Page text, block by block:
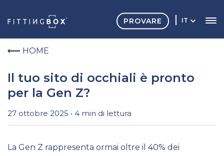
IT
PROVARE
HOME
Il tuo sito di occhiali è pronto
per la Gen Z?
27 ottobre 2025 • 4 min di lettura
La Gen Z rappresenta ormai oltre il 40% dei